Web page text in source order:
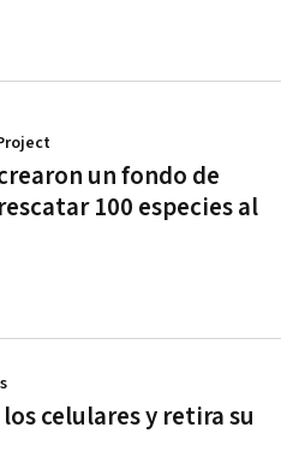
un fondo de
100 especies al
celulares y retira su